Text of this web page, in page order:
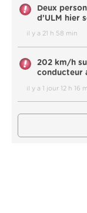
Deux
d’ULM hier
il y a 21 h 58 min
202 km/h
conducteur
il y a 1 jour 12 h 16